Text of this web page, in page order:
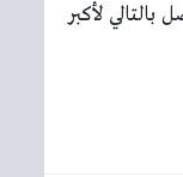
لأكبر